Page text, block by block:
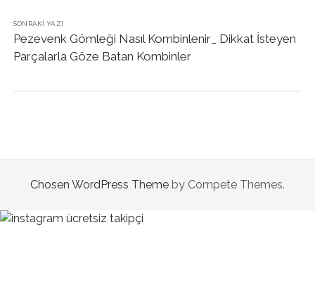
SONRAKI YAZI
Pezevenk Gömleği Nasıl Kombinlenir_ Dikkat İsteyen
Parçalarla Göze Batan Kombinler
Chosen WordPress Theme by Compete Themes.